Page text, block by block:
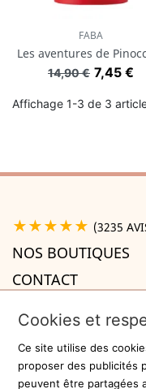
FABA
Les aventures de
Prix de base
14,90 € Prix
7,45 €
Affichage 1-3 de 3
★★★★★ (3235
NOS BOUTIQUES
CONTACT
INFORMATIONS
Recevez la
Cookies et
Ce site utilise des
proposer des publicités
peuvent être partagées